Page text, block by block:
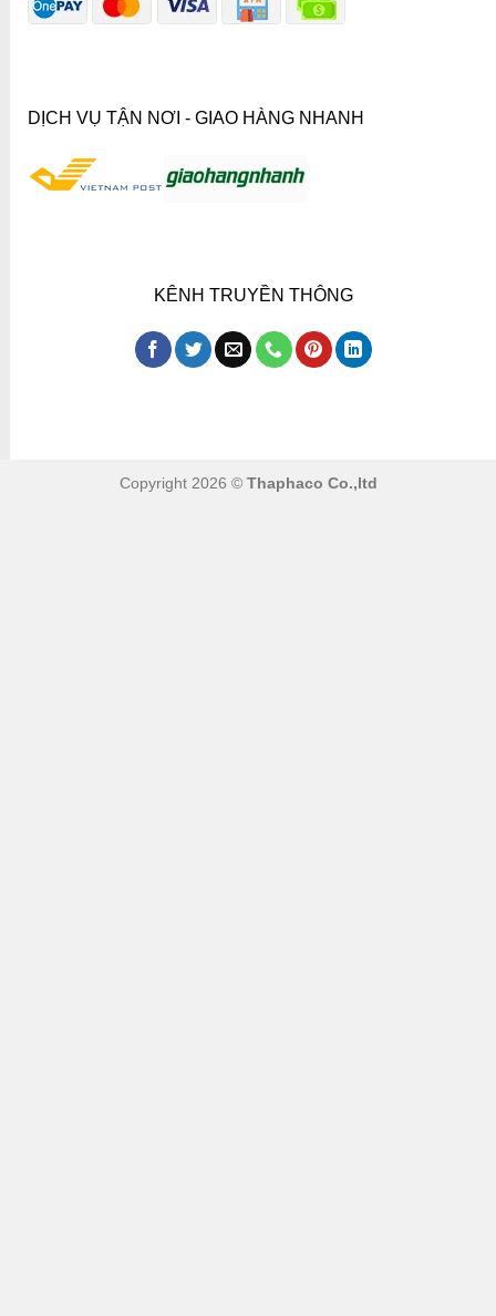
DỊCH VỤ TẬN NƠI - GIAO HÀNG NHANH
KÊNH TRUYỀN THÔNG
Copyright 2026 © Thaphaco Co.,ltd